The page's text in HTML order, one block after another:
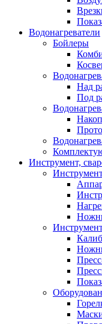
Водонагреватели
Бойлеры
Над
Под
Инструмент,